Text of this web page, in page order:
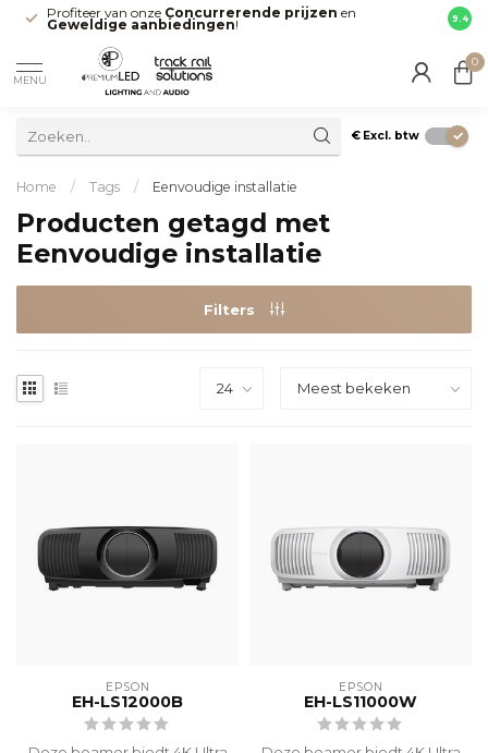
Profiteer van onze Concurrerende prijzen en
Geweldige aanbiedingen! direct
9.4
MENU
0
€ Excl. btw
Home / Tags / Eenvoudige installatie
Producten getagd met
Eenvoudige installatie
Filters
EPSON
EH-LS12000B
EPSON
EH-LS11000W